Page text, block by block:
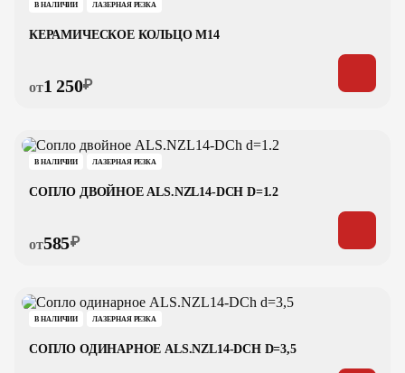
В НАЛИЧИИ ЛАЗЕРНАЯ РЕЗКА
КЕРАМИЧЕСКОЕ КОЛЬЦО M14
от1 250₽
В НАЛИЧИИ ЛАЗЕРНАЯ РЕЗКА
СОПЛО ДВОЙНОЕ ALS.NZL14-DCH D=1.2
от585₽
В НАЛИЧИИ ЛАЗЕРНАЯ РЕЗКА
СОПЛО ОДИНАРНОЕ ALS.NZL14-DCH D=3,5